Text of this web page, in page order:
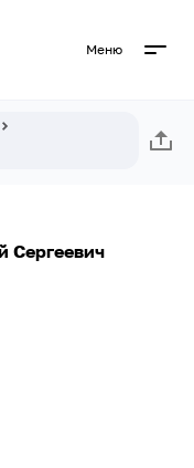
Меню
Сергеевич